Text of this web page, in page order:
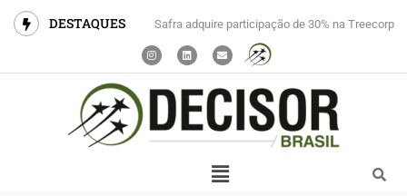
DESTAQUES Safra adquire participação de 30% na Treecorp